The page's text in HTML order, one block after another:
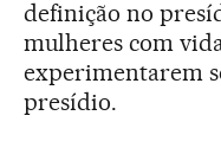
definição no
mulheres com
experimentarem
presídio.